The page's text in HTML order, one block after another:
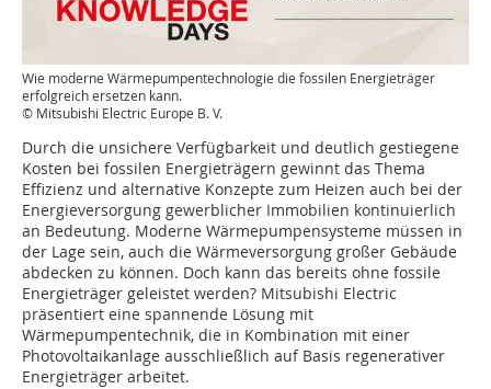
Wie moderne Wärmepumpentechnologie die fossilen Energieträger
erfolgreich ersetzen kann.
© Mitsubishi Electric Europe B. V.
Durch die unsichere Verfügbarkeit und deutlich gestiegene
Kosten bei fossilen Energieträgern gewinnt das Thema
Effizienz und alternative Konzepte zum Heizen auch bei der
Energieversorgung gewerblicher Immobilien kontinuierlich
an Bedeutung. Moderne Wärmepumpensysteme müssen in
der Lage sein, auch die Wärmeversorgung großer Gebäude
abdecken zu können. Doch kann das bereits ohne fossile
Energieträger geleistet werden? Mitsubishi Electric
präsentiert eine spannende Lösung mit
Wärmepumpentechnik, die in Kombination mit einer
Photovoltaikanlage ausschließlich auf Basis regenerativer
Energieträger arbeitet.